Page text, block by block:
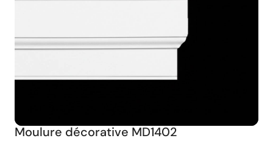
Moulure décorative MD1402